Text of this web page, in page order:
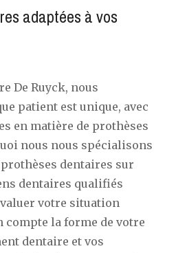
adaptées à vos
De Ruyck, nous
patient est unique, avec
en matière de prothèses
nous nous spécialisons
dentaires sur
dentaires qualifiés
votre situation
compte la forme de votre
dentaire et vos